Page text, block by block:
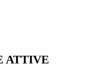
ATTIVE